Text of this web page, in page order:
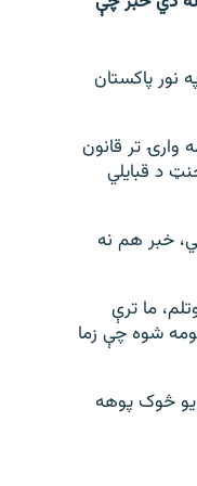
نور پاکستان
تر قانون
د قبایلي
خبر هم نه
ما ترې
شوه چې زما
یو څوک پوهه